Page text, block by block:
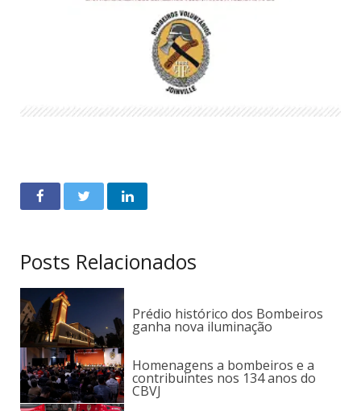
Posts Relacionados
Prédio histórico dos Bombeiros
ganha nova iluminação
Homenagens a bombeiros e a
contribuintes nos 134 anos do
CBVJ